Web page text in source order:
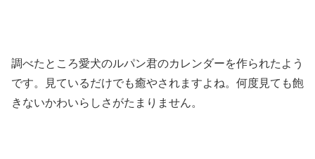
調べたところ愛犬のルパン君のカレンダーを作られたよう
です。見ているだけでも癒やされますよね。何度見ても飽
きないかわいらしさがたまりません。